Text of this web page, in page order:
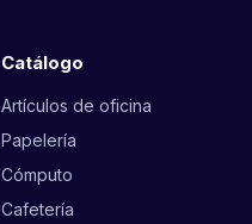
Catálogo
Artículos de oficina
Papelería
Cómputo
Cafetería